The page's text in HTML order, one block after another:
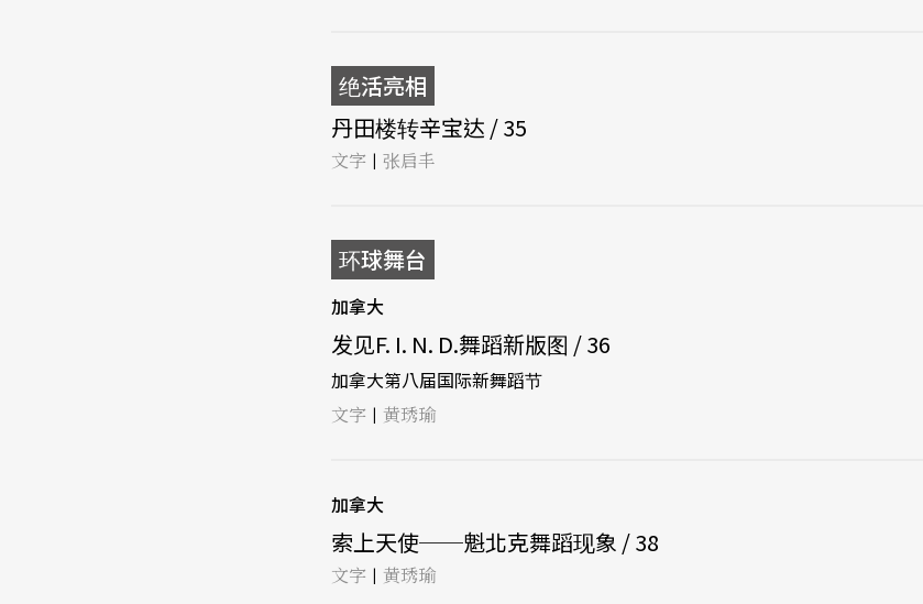
绝活亮相
丹田楼转辛宝达 / 35
文字 | 张启丰
环球舞台
加拿大
发见F. I. N. D.舞蹈新版图 / 36
加拿大第八届国际新舞蹈节
文字 | 黄琇瑜
加拿大
索上天使──魁北克舞蹈现象 / 38
文字 | 黄琇瑜